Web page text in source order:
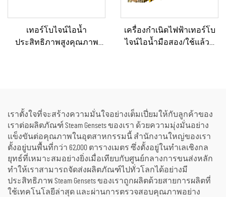
เทอร์โบไจน์ไอน้ำ
ประสิทธิภาพสูงคุณภาพ
เครื่องกำเนิดไฟฟ้าเทอร์โบ
ไจน์ไอน้ำมือสอง/ใช้แล้วที่
เราตั้งใจที่จะสร้างความมั่นใจอย่างเต็มเปี่ยมให้กับลูกค้าของ
เราต่อผลิตภัณฑ์ Steam Gensets ของเรา ด้วยความมุ่งมั่นอย่าง
แข็งขันต่อคุณภาพในอุตสาหกรรมนี้ สำนักงานใหญ่ของเรา
ตั้งอยู่บนพื้นที่กว่า 62,000 ตารางเมตร ซึ่งตั้งอยู่ในทำเลเชิงกล
ยุทธ์ที่เหมาะสมอย่างยิ่งเมื่อเทียบกับศูนย์กลางการขนส่งหลัก
ทำให้เราสามารถจัดส่งผลิตภัณฑ์ไปทั่วโลกได้อย่างมี
ประสิทธิภาพ Steam Gensets ของเราถูกผลิตด้วยสายการผลิตที่
ใช้เทคโนโลยีล่าสุด และผ่านการตรวจสอบคุณภาพอย่าง